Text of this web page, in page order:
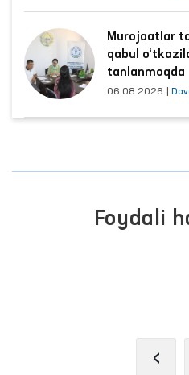
Murojaatlar
qabul
tanlanmoqda
06.08.2026
Foydali
‹